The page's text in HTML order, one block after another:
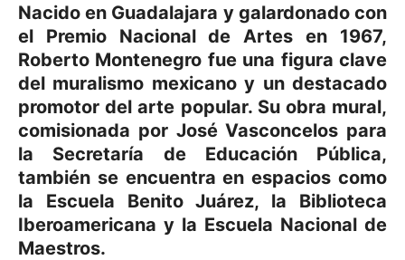
Nacido en Guadalajara y galardonado con
el Premio Nacional de Artes en 1967,
Roberto Montenegro fue una figura clave
del muralismo mexicano y un destacado
promotor del arte popular. Su obra mural,
comisionada por José Vasconcelos para
la Secretaría de Educación Pública,
también se encuentra en espacios como
la Escuela Benito Juárez, la Biblioteca
Iberoamericana y la Escuela Nacional de
Maestros.